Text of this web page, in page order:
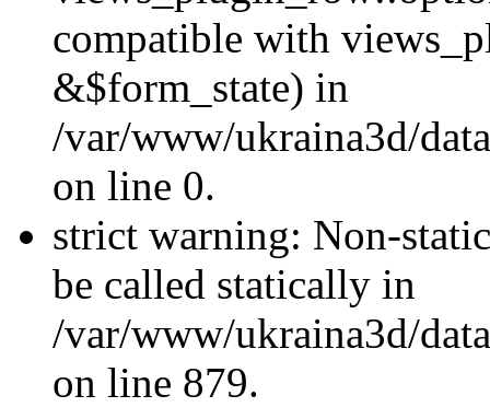
compatible with
&$form_state) in
/var/www/ukraina3d/
on line 0.
strict warning: Non-
be called statically in
/var/www/ukraina3d/
on line 879.